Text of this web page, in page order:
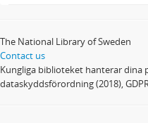
The National Library of Sweden
Contact us
Kungliga biblioteket hanterar dina
dataskyddsförordning (2018),